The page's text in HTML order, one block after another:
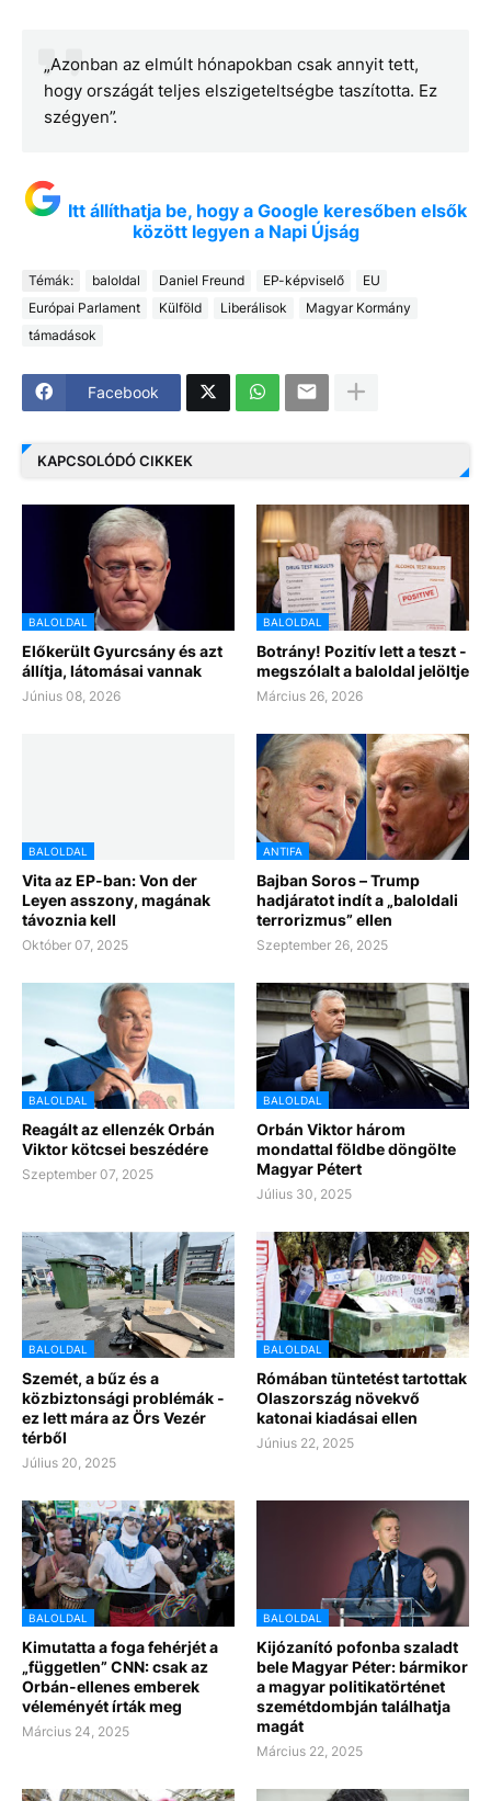
„Azonban az elmúlt hónapokban csak annyit tett,
hogy országát teljes elszigeteltségbe taszította. Ez
szégyen”.
Itt állíthatja be, hogy a Google keresőben elsők
között legyen a Napi Újság
Témák: baloldal Daniel Freund EP-képviselő
EU
Európai Parlament
Külföld Liberálisok
Magyar Kormány
támadások
Facebook
KAPCSOLÓDÓ CIKKEK
BALOLDAL
Előkerült Gyurcsány és azt
állítja, látomásai vannak
Június 08, 2026
BALOLDAL
Botrány! Pozitív lett a teszt -
megszólalt a baloldal jelöltje
Március 26, 2026
BALOLDAL
Vita az EP-ban: Von der
Leyen asszony, magának
távoznia kell
Október 07, 2025
ANTIFA
Bajban Soros – Trump
hadjáratot indít a „baloldali
terrorizmus” ellen
Szeptember 26, 2025
BALOLDAL
Reagált az ellenzék Orbán
Viktor kötcsei beszédére
Szeptember 07, 2025
BALOLDAL
Orbán Viktor három
mondattal földbe döngölte
Magyar Pétert
Július 30, 2025
BALOLDAL
Szemét, a bűz és a
közbiztonsági problémák -
ez lett mára az Örs Vezér
térből
Július 20, 2025
BALOLDAL
Rómában tüntetést tartottak
Olaszország növekvő
katonai kiadásai ellen
Június 22, 2025
BALOLDAL
Kimutatta a foga fehérjét a
„független” CNN: csak az
Orbán-ellenes emberek
véleményét írták meg
Március 24, 2025
BALOLDAL
Kijózanító pofonba szaladt
bele Magyar Péter: bármikor
a magyar politikatörténet
szemétdombján találhatja
magát
Március 22, 2025